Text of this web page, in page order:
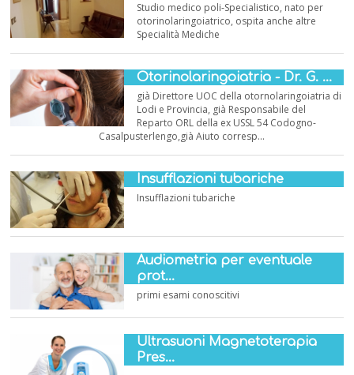
Studio medico poli-Specialistico, nato per
otorinolaringoiatrico, ospita anche altre
Specialità Mediche
Otorinolaringoiatria - Dr. G. ...
già Direttore UOC della otornolaringoiatria di
Lodi e Provincia, già Responsabile del
Reparto ORL della ex USSL 54 Codogno-
Casalpusterlengo,già Aiuto corresp...
Insufflazioni tubariche
Insufflazioni tubariche
Audiometria per eventuale
prot...
primi esami conoscitivi
Ultrasuoni Magnetoterapia
Pres...